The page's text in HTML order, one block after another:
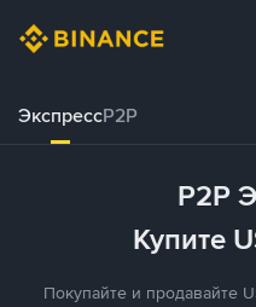
ЭкспрессP2P
P2P
Купите
Покупайте и продавайте